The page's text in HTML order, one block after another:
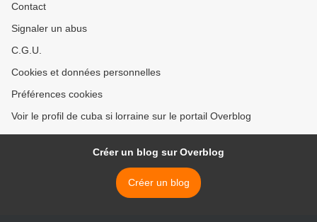
Contact
Signaler un abus
C.G.U.
Cookies et données personnelles
Préférences cookies
Voir le profil de cuba si lorraine sur le portail Overblog
Créer un blog sur Overblog
Créer un blog